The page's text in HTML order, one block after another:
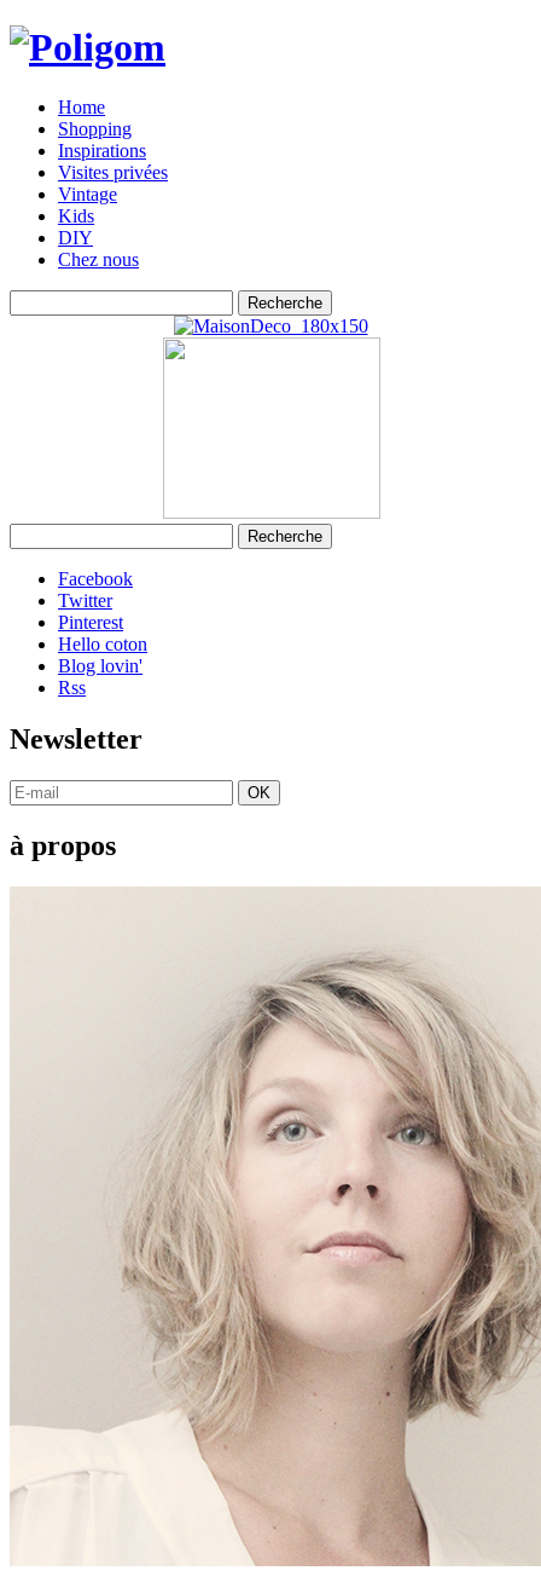
Home
Shopping
Inspirations
Visites privées
Vintage
Kids
DIY
Chez nous
Facebook
Twitter
Pinterest
Hello coton
Blog lovin'
Rss
Newsletter
OK
à propos